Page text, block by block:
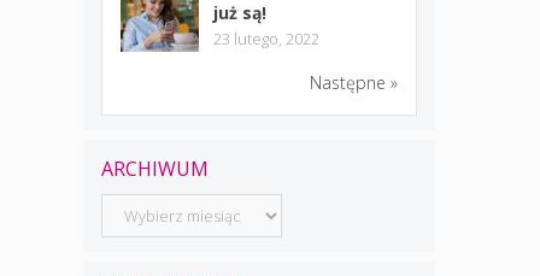
już są!
23 lutego, 2022
Następne »
ARCHIWUM
Archiwum